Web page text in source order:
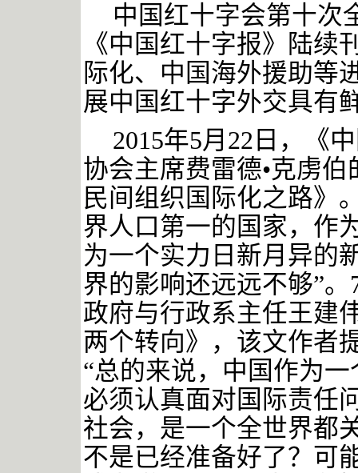
中国红十字会第十次
《中国红十字报》陆续
际化、中国海外援助等
展中国红十字外交具有
2015年5月22日，《
协会主席费雷德•克虏
民间组织国际化之路》
界人口第一的国家，作
为一个实力日新月异的
界的影响还远远不够”。
政府与行政系主任王建
两个转向》，该文作者
“总的来说，中国作为
必须认真面对国际责任
社会，是一个全世界都
不是已经准备好了？可